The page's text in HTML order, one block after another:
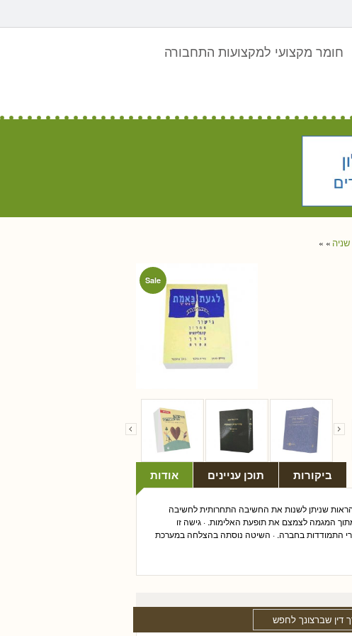
חומר מקצועי למקצועות התחבורה
»
»
Sale
אודות תוכן עניינים ביקורות
שניתן לשנות את החשיבה התחרותית לחשיבה
המגמה לצמצם את תופעת האלימות. · גישה זו
התמודדות בחברה. · השיטה נוסתה בהצלחה במערכת